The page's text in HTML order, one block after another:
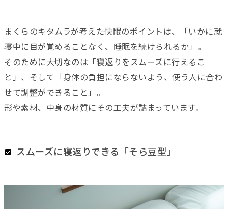
まくらのキタムラが考えた快眠のポイントは、「いかに就
寝中に目が覚めることなく、睡眠を続けられるか」。
そのために大切なのは「寝返りをスムーズに行えるこ
と」、そして「身体の負担にならないよう、使う人に合わ
せて調整ができること」。
形や素材、中身の材質にその工夫が詰まっています。
スムーズに寝返りできる「そら豆型」